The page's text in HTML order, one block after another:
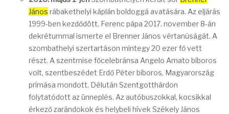
János rábakethelyi káplán boldoggá avatására. Az eljárás
1999-ben kezdődött, Ferenc pápa 2017. november 8-án
dekrétummal ismerte el Brenner János vértanúságát. A
szombathelyi szertartáson mintegy 20 ezer fő vett
részt. A szentmise főcelebránsa Angelo Amato bíboros
volt, szentbeszédet Erdő Péter bíboros, Magyarország
prímása mondott. Délután Szentgotthárdon
folytatódott az ünneplés. Az autóbuszokkal, kocsikkal
érkező zarándokok és helybeli hívek Székely János